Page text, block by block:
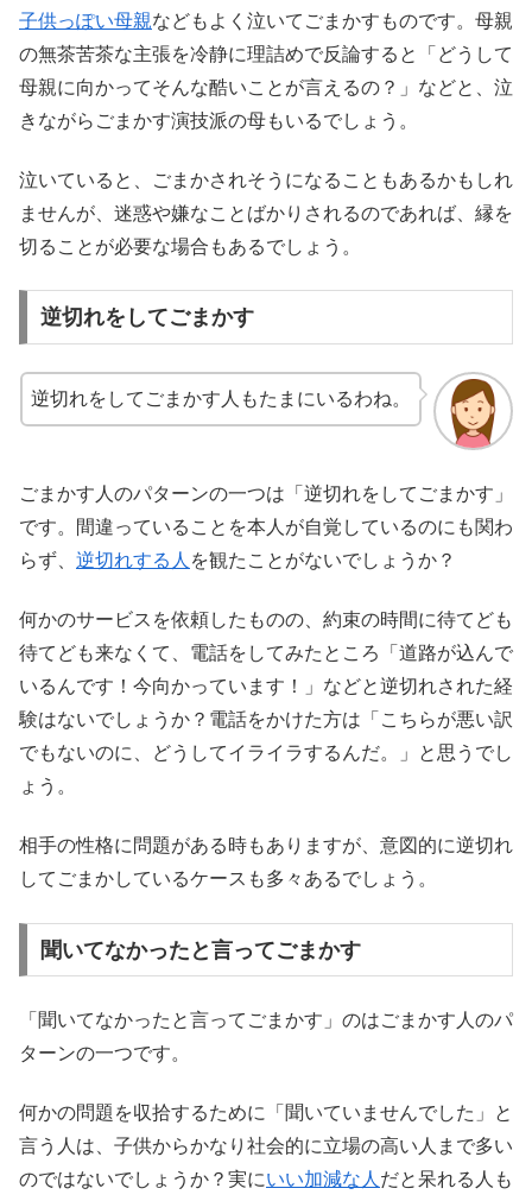
子供っぽい母親などもよく泣いてごまかすものです。母親
の無茶苦茶な主張を冷静に理詰めで反論すると「どうして
母親に向かってそんな酷いことが言えるの？」などと、泣
きながらごまかす演技派の母もいるでしょう。
泣いていると、ごまかされそうになることもあるかもしれ
ませんが、迷惑や嫌なことばかりされるのであれば、縁を
切ることが必要な場合もあるでしょう。
逆切れをしてごまかす
逆切れをしてごまかす人もたまにいるわね。
ごまかす人のパターンの一つは「逆切れをしてごまかす」
です。間違っていることを本人が自覚しているのにも関わ
らず、 逆切れする人 を観たことがないでしょうか？
何かのサービスを依頼したものの、約束の時間に待てども
待てども来なくて、電話をしてみたところ「道路が込んで
いるんです！今向かっています！」などと逆切れされた経
験はないでしょうか？電話をかけた方は「こちらが悪い訳
でもないのに、どうしてイライラするんだ。」と思うでし
ょう。
相手の性格に問題がある時もありますが、意図的に逆切れ
してごまかしているケースも多々あるでしょう。
聞いてなかったと言ってごまかす
「聞いてなかったと言ってごまかす」のはごまかす人のパ
ターンの一つです。
何かの問題を収拾するために「聞いていませんでした」と
言う人は、子供からかなり社会的に立場の高い人まで多い
のではないでしょうか？実にいい加減な人 だと呆れる人も